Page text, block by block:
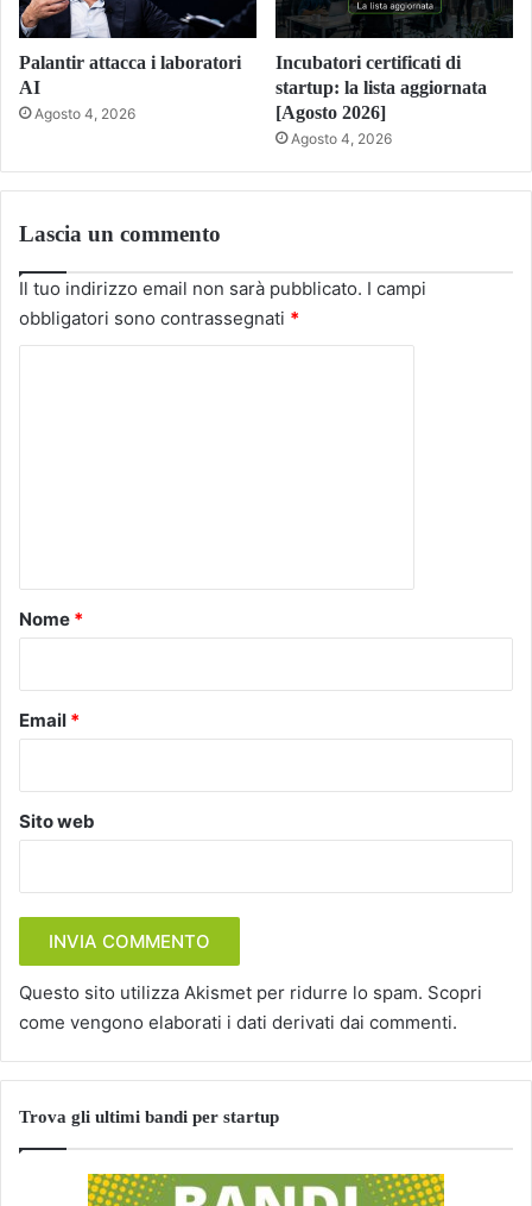
Palantir attacca i laboratori
AI
Agosto 4, 2026
Incubatori certificati di
startup: la lista aggiornata
[Agosto 2026]
Agosto 4, 2026
Lascia un commento
Il tuo indirizzo email non sarà pubblicato. I campi
obbligatori sono contrassegnati *
o
Nome *
Email *
Sito web
Questo sito utilizza Akismet per ridurre lo spam. Scopri
come vengono elaborati i dati derivati dai commenti.
Trova gli ultimi bandi per startup